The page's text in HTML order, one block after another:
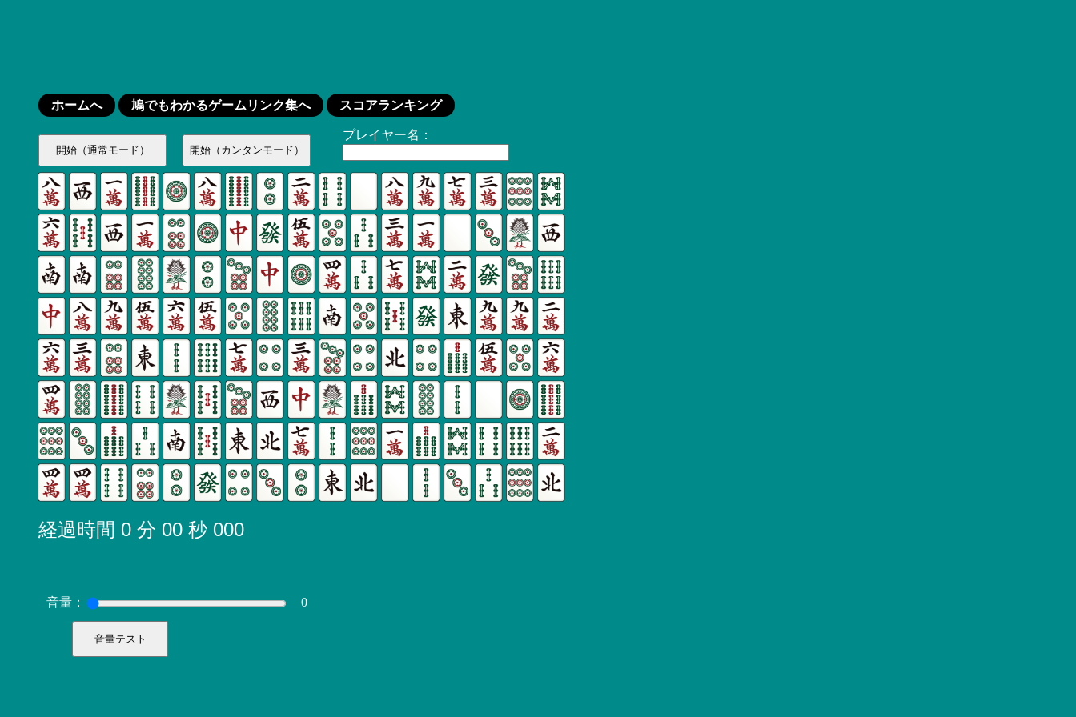
ホームへ 鳩でもわかるゲームリンク集へ スコアランキング
開始（通常モード） 開始（カンタンモード）
プレイヤー名：
音量： 0
音量テスト